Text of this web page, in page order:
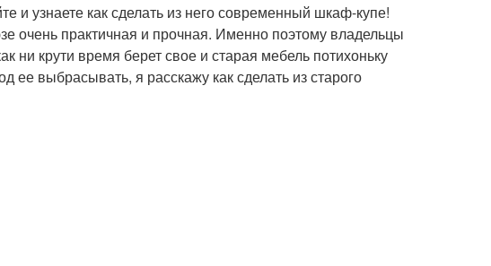
и узнаете как сделать из него современный шкаф-купе!
очень практичная и прочная. Именно поэтому владельцы
ни крути время берет свое и старая мебель потихоньку
ее выбрасывать, я расскажу как сделать из старого